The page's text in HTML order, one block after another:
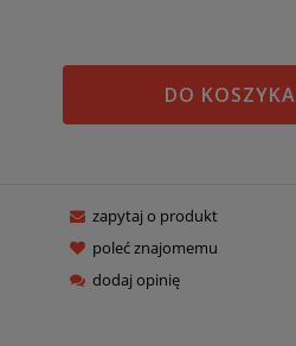
DO KOSZYKA
zapytaj o produkt
poleć znajomemu
dodaj opinię